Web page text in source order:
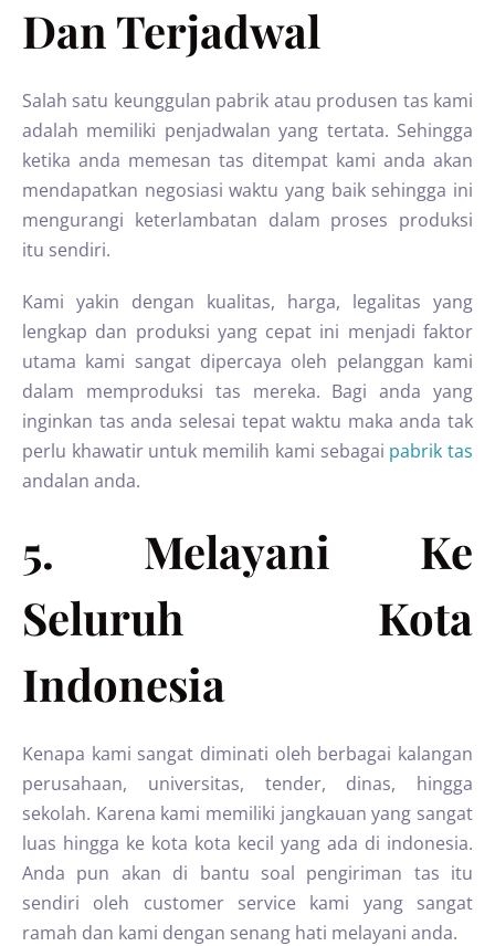
Dan Terjadwal
Salah satu keunggulan pabrik atau produsen tas kami
adalah memiliki penjadwalan yang tertata. Sehingga
ketika anda memesan tas ditempat kami anda akan
mendapatkan negosiasi waktu yang baik sehingga ini
mengurangi keterlambatan dalam proses produksi
itu sendiri.
Kami yakin dengan kualitas, harga, legalitas yang
lengkap dan produksi yang cepat ini menjadi faktor
utama kami sangat dipercaya oleh pelanggan kami
dalam memproduksi tas mereka. Bagi anda yang
inginkan tas anda selesai tepat waktu maka anda tak
perlu khawatir untuk memilih kami sebagai pabrik tas
andalan anda.
5. Melayani Ke
Seluruh Kota
Indonesia
Kenapa kami sangat diminati oleh berbagai kalangan
perusahaan, universitas, tender, dinas, hingga
sekolah. Karena kami memiliki jangkauan yang sangat
luas hingga ke kota kota kecil yang ada di indonesia.
Anda pun akan di bantu soal pengiriman tas itu
sendiri oleh customer service kami yang sangat
ramah dan kami dengan senang hati melayani anda.